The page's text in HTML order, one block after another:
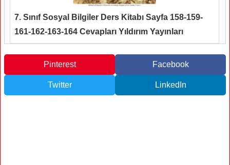
7. Sınıf Sosyal Bilgiler Ders Kitabı Sayfa 158-159-
161-162-163-164 Cevapları Yıldırım Yayınları
Pinterest Facebook
Twitter LinkedIn